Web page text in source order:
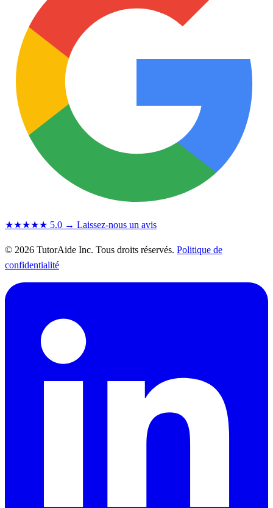
★★★★★ 5.0 → Laissez-nous un avis
© 2026 TutorAide Inc. Tous droits réservés. Politique de
confidentialité